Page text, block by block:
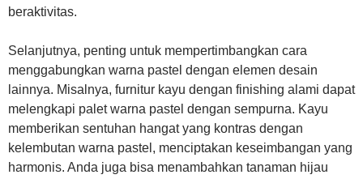
beraktivitas.
Selanjutnya, penting untuk mempertimbangkan cara
menggabungkan warna pastel dengan elemen desain
lainnya. Misalnya, furnitur kayu dengan finishing alami dapat
melengkapi palet warna pastel dengan sempurna. Kayu
memberikan sentuhan hangat yang kontras dengan
kelembutan warna pastel, menciptakan keseimbangan yang
harmonis. Anda juga bisa menambahkan tanaman hijau